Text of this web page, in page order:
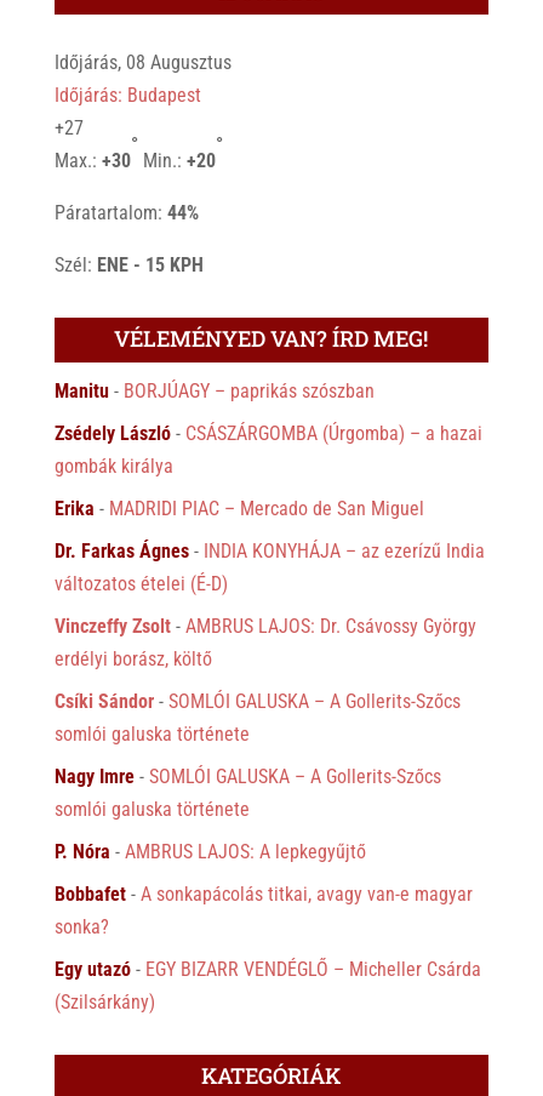
Időjárás, 08 Augusztus
Időjárás: Budapest
+27
Max.: +30
°
Min.: +20
°
Páratartalom: 44%
Szél: ENE - 15 KPH
VÉLEMÉNYED VAN? ÍRD MEG!
Manitu- BORJÚAGY – paprikás szószban
Zsédely László- CSÁSZÁRGOMBA (Úrgomba) – a hazai
gombák királya
Erika - MADRIDI PIAC – Mercado de San Miguel
Dr. Farkas Ágnes- INDIA KONYHÁJA – az ezerízű India
változatos ételei (É-D)
Vinczeffy Zsolt- AMBRUS LAJOS: Dr. Csávossy György
erdélyi borász, költő
Csíki Sándor- SOMLÓI GALUSKA – A Gollerits-Szőcs
somlói galuska története
Nagy Imre- SOMLÓI GALUSKA – A Gollerits-Szőcs
somlói galuska története
P. Nóra - AMBRUS LAJOS: A lepkegyűjtő
Bobbafet- A sonkapácolás titkai, avagy van-e magyar
sonka?
Egy utazó- EGY BIZARR VENDÉGLŐ – Micheller Csárda
(Szilsárkány)
KATEGÓRIÁK